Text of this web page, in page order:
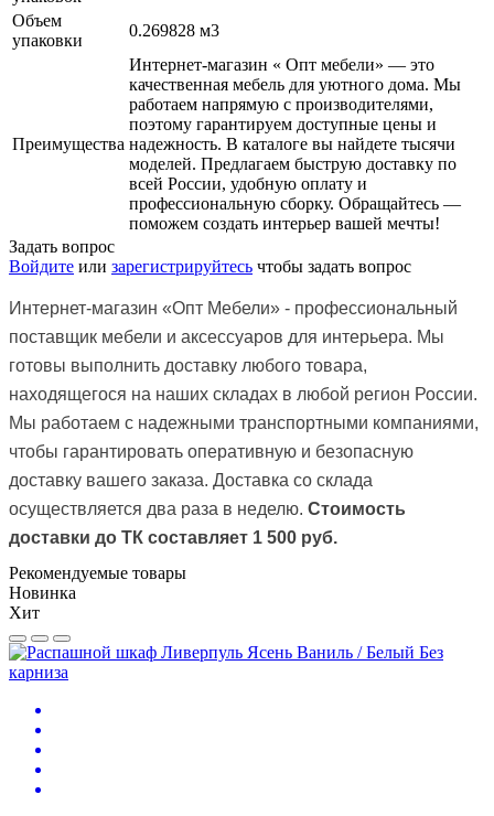
Объем
упаковки
0.269828 м3
Преимущества
Интернет-магазин « Опт мебели» — это
качественная мебель для уютного дома. Мы
работаем напрямую с производителями,
поэтому гарантируем доступные цены и
надежность. В каталоге вы найдете тысячи
моделей. Предлагаем быструю доставку по
всей России, удобную оплату и
профессиональную сборку. Обращайтесь —
поможем создать интерьер вашей мечты!
Задать вопрос
Войдите или зарегистрируйтесь чтобы задать вопрос
Интернет-магазин «Опт Мебели» - профессиональный
поставщик мебели и аксессуаров для интерьера. Мы
готовы выполнить доставку любого товара,
находящегося на наших складах в любой регион России.
Мы работаем с надежными транспортными компаниями,
чтобы гарантировать оперативную и безопасную
доставку вашего заказа. Доставка со склада
осуществляется два раза в неделю. Стоимость
доставки до ТК составляет 1 500 руб.
Рекомендуемые товары
Новинка
Хит